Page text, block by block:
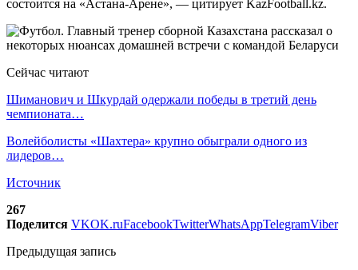
состоится на «Астана-Арене», — цитирует KazFootball.kz.
Сейчас читают
Шиманович и Шкурдай одержали победы в третий день
чемпионата…
Волейболисты «Шахтера» крупно обыграли одного из
лидеров…
Источник
267
Поделится VKOK.ruFacebookTwitterWhatsAppTelegramViber
Предыдущая запись